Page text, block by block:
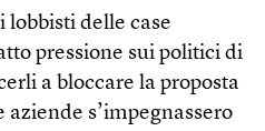
delle case
pressione sui politici di
a bloccare la proposta
aziende s’impegnassero